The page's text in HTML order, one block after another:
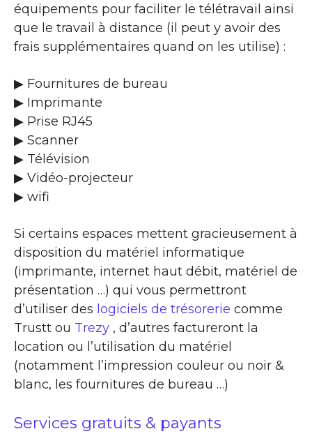
équipements pour faciliter le télétravail ainsi
que le travail à distance (il peut y avoir des
frais supplémentaires quand on les utilise) :
▶ Fournitures de bureau
▶ Imprimante
▶ Prise RJ45
▶ Scanner
▶ Télévision
▶ Vidéo-projecteur
▶ wifi
Si certains espaces mettent gracieusement à
disposition du matériel informatique
(imprimante, internet haut débit, matériel de
présentation …) qui vous permettront
d’utiliser des logiciels de trésorerie comme
Trustt ou Trezy , d’autres factureront la
location ou l’utilisation du matériel
(notamment l’impression couleur ou noir &
blanc, les fournitures de bureau …)
Services gratuits & payants